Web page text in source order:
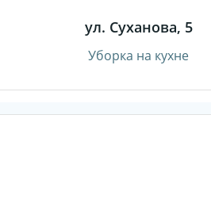
ул. Суханова, 5
Уборка на кухне